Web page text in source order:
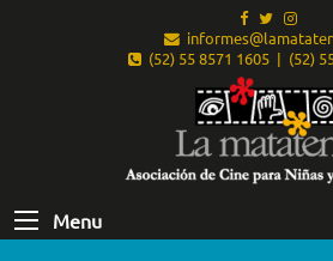
(52) 55 8571 1605 | (52)
Menu